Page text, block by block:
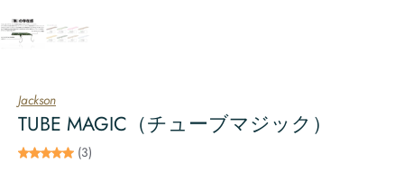
Jackson
TUBE MAGIC（チューブマジック）
(3)